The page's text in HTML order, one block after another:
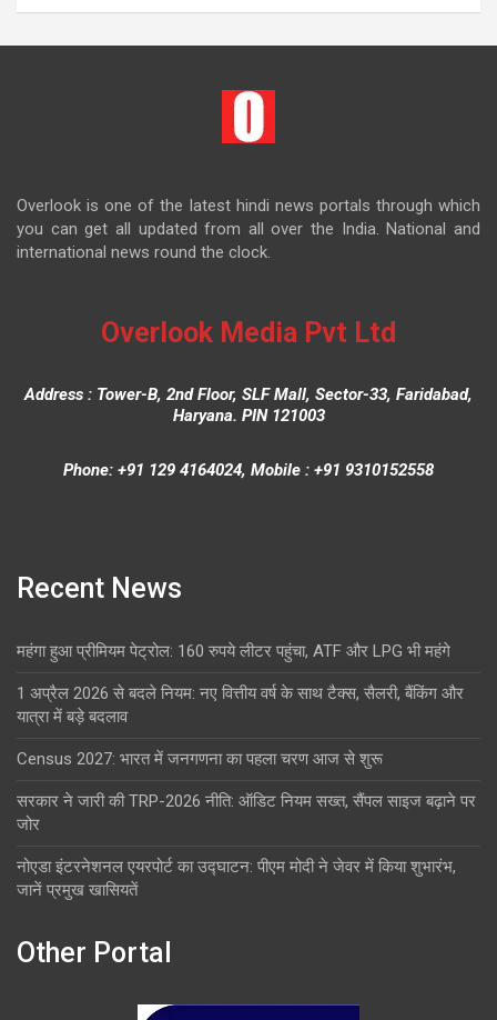
Overlook is one of the latest hindi news portals through which
you can get all updated from all over the India. National and
international news round the clock.
Overlook Media Pvt Ltd
Address : Tower-B, 2nd Floor, SLF Mall, Sector-33, Faridabad,
Haryana. PIN 121003
Phone: +91 129 4164024, Mobile : +91 9310152558
Recent News
महंगा हुआ प्रीमियम पेट्रोल: 160 रुपये लीटर पहुंचा, ATF और LPG भी महंगे
1 अप्रैल 2026 से बदले नियम: नए वित्तीय वर्ष के साथ टैक्स, सैलरी, बैंकिंग और
यात्रा में बड़े बदलाव
Census 2027: भारत में जनगणना का पहला चरण आज से शुरू
सरकार ने जारी की TRP-2026 नीति: ऑडिट नियम सख्त, सैंपल साइज बढ़ाने पर
जोर
नोएडा इंटरनेशनल एयरपोर्ट का उद्घाटन: पीएम मोदी ने जेवर में किया शुभारंभ,
जानें प्रमुख खासियतें
Other Portal